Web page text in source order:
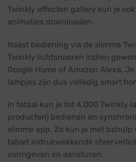
Twinkly effecten gallery kun je
animaties downloaden.
Naast bediening via de slimme
Twinkly lichtsnoeren indien
Google Home of Amazon Alexa.
lampjes zijn dus volledig smart
In totaal kun je tot 4.000 Twinkly
producten) bedienen en
slimme app. Zo kun je met
tablet indrukwekkende
vormgeven en aansturen.